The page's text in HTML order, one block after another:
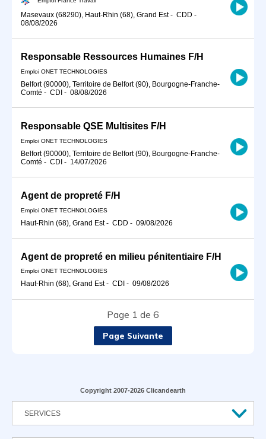
Masevaux (68290), Haut-Rhin (68), Grand Est- CDD -
08/08/2026
Responsable Ressources Humaines F/H
Emploi ONET TECHNOLOGIES
Belfort (90000), Territoire de Belfort (90), Bourgogne-Franche-
Comté - CDI - 08/08/2026
Responsable QSE Multisites F/H
Emploi ONET TECHNOLOGIES
Belfort (90000), Territoire de Belfort (90), Bourgogne-Franche-
Comté - CDI - 14/07/2026
Agent de propreté F/H
Emploi ONET TECHNOLOGIES
Haut-Rhin (68), Grand Est- CDD - 09/08/2026
Agent de propreté en milieu pénitentiaire F/H
Emploi ONET TECHNOLOGIES
Haut-Rhin (68), Grand Est- CDI - 09/08/2026
Page 1 de 6
Page Suivante
Copyright 2007-2026 Clicandearth
SERVICES